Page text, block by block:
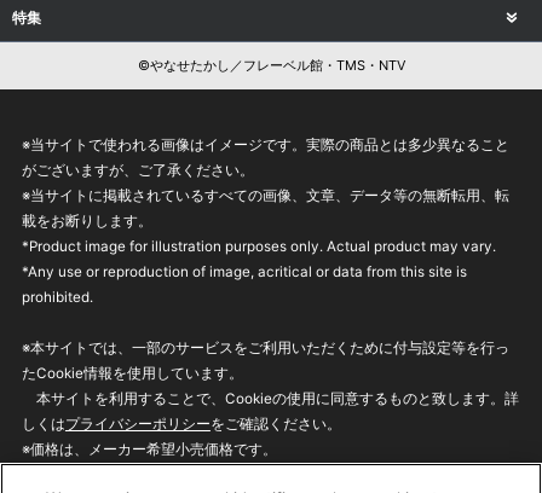
特集
©やなせたかし／フレーベル館・TMS・NTV
※当サイトで使われる画像はイメージです。実際の商品とは多少異なること
がございますが、ご了承ください。
※当サイトに掲載されているすべての画像、文章、データ等の無断転用、転
載をお断りします。
*Product image for illustration purposes only. Actual product may vary.
*Any use or reproduction of image, acritical or data from this site is
prohibited.
※本サイトでは、一部のサービスをご利用いただくために付与設定等を行っ
たCookie情報を使用しています。
本サイトを利用することで、Cookieの使用に同意するものと致します。詳
しくはプライバシーポリシーをご確認ください。
※価格は、メーカー希望小売価格です。